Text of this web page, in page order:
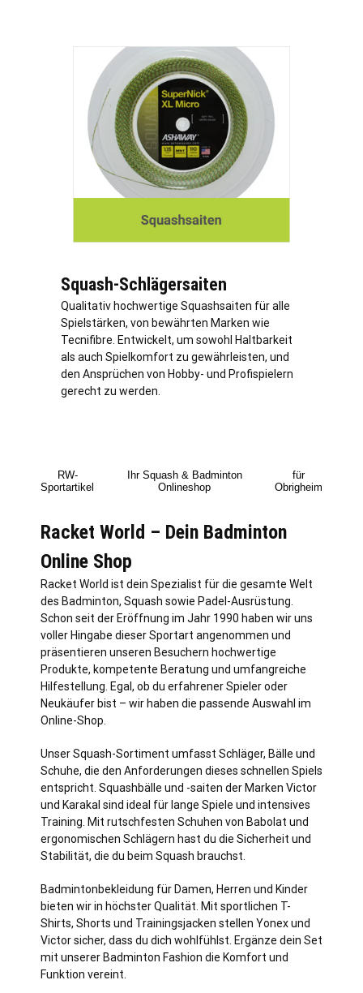
Squash-Schlägersaiten
Qualitativ hochwertige Squashsaiten für alle
Spielstärken, von bewährten Marken wie
Tecnifibre. Entwickelt, um sowohl Haltbarkeit
als auch Spielkomfort zu gewährleisten, und
den Ansprüchen von Hobby- und Profispielern
gerecht zu werden.
RW-
Sportartikel
Ihr Squash & Badminton
Onlineshop
für
Obrigheim
Racket World – Dein Badminton
Online Shop
Racket World ist dein Spezialist für die gesamte Welt
des Badminton, Squash sowie Padel-Ausrüstung.
Schon seit der Eröffnung im Jahr 1990 haben wir uns
voller Hingabe dieser Sportart angenommen und
präsentieren unseren Besuchern hochwertige
Produkte, kompetente Beratung und umfangreiche
Hilfestellung. Egal, ob du erfahrener Spieler oder
Neukäufer bist – wir haben die passende Auswahl im
Online-Shop.
Unser Squash-Sortiment umfasst Schläger, Bälle und
Schuhe, die den Anforderungen dieses schnellen Spiels
entspricht. Squashbälle und -saiten der Marken Victor
und Karakal sind ideal für lange Spiele und intensives
Training. Mit rutschfesten Schuhen von Babolat und
ergonomischen Schlägern hast du die Sicherheit und
Stabilität, die du beim Squash brauchst.
Badmintonbekleidung für Damen, Herren und Kinder
bieten wir in höchster Qualität. Mit sportlichen T-
Shirts, Shorts und Trainingsjacken stellen Yonex und
Victor sicher, dass du dich wohlfühlst. Ergänze dein Set
mit unserer Badminton Fashion die Komfort und
Funktion vereint.